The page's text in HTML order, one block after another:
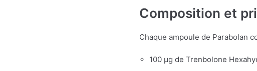
Composition et
Chaque ampoule de Parabolan
100 µg de Trenbolone